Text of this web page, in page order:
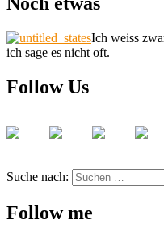
Ich weiss
ich sage es nicht oft.
Follow Us
Suche nach:
Follow me